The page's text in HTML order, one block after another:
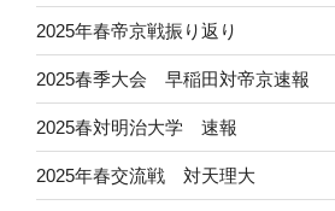
2025年春帝京戦振り返り
2025春季大会 早稲田対帝京速報
2025春対明治大学 速報
2025年春交流戦 対天理大